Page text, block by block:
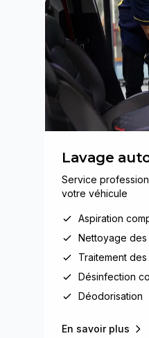
Lavage
Service
votre véhicule
Aspiration
Nettoyage des
Traitement des
Désinfection
Déodorisation
En savoir plus